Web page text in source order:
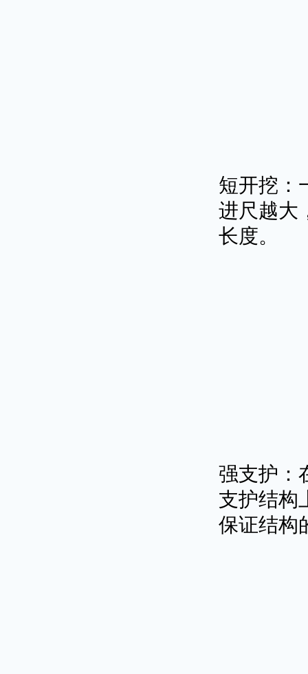
短开挖：
进尺越大
长度。
强支护：
支护结构
保证结构